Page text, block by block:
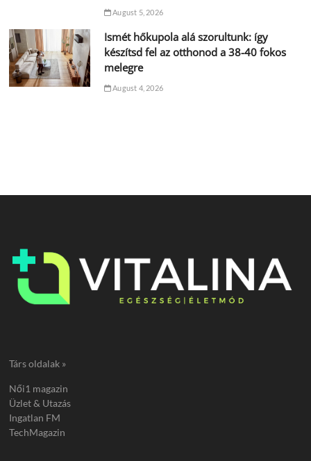
August 5, 2026
Ismét hőkupola alá szorultunk: így
készítsd fel az otthonod a 38-40 fokos
melegre
August 4, 2026
Társ oldalak »
Női1 magazin
Üzlet & Utazás
Ingatlan FM
TechMagazin